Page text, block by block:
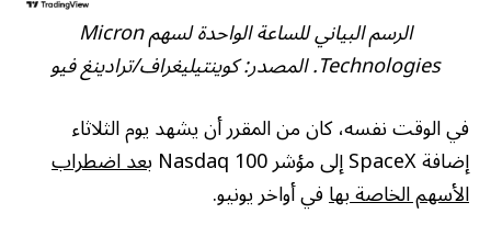
الرسم البياني للساعة الواحدة لسهم Micron
Technologies. المصدر: كوينتيليغراف/ترادينغ فيو
في الوقت نفسه، كان من المقرر أن يشهد يوم الثلاثاء
إضافة SpaceX إلى مؤشر Nasdaq 100 بعد اضطراب
الأسهم الخاصة بهافي أواخر يونيو.